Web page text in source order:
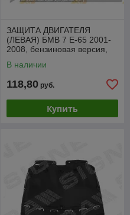
ЗАЩИТА ДВИГАТЕЛЯ
(ЛЕВАЯ) БМВ 7 Е-65 2001-
2008, бензиновая версия,
В наличии
118,80 руб.
Купить